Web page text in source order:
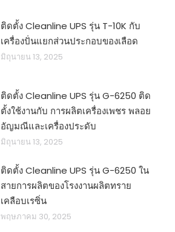
ติดตั้ง Cleanline UPS รุ่น T-10K กับ
เครื่องปั่นแยกส่วนประกอบของเลือด
มิถุนายน 13, 2025
ติดตั้ง Cleanline UPS รุ่น G-6250 ติด
ตั้งใช้งานกับ การผลิตเครื่องเพชร พลอย
อัญมณีและเครื่องประดับ
มิถุนายน 13, 2025
ติดตั้ง Cleanline UPS รุ่น G-6250 ใน
สายการผลิตของโรงงานผลิตทราย
เคลือบเรซิ่น
พฤษภาคม 30, 2025